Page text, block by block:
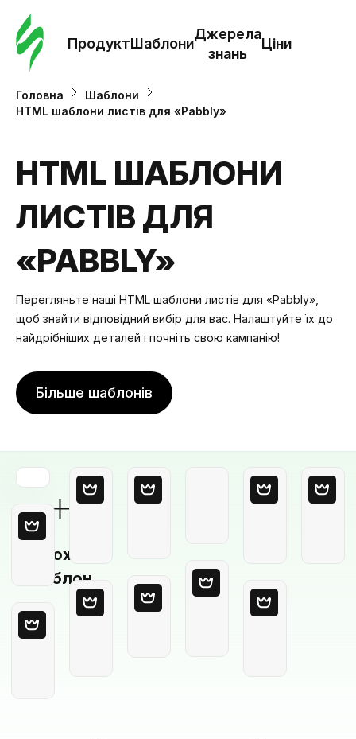
ПродуктШаблони
Джерела
знань
Ціни
Головна
Шаблони
HTML шаблони листів для «Pabbly»
HTML ШАБЛОНИ
ЛИСТІВ ДЛЯ
«PABBLY»
Перегляньте наші HTML шаблони листів для «Pabbly»,
щоб знайти відповідний вибір для вас. Налаштуйте їх до
найдрібніших деталей і почніть свою кампанію!
Більше шаблонів
Порожній
шаблон